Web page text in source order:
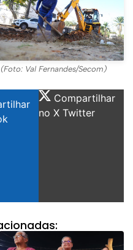
(Foto: Val Fernandes/Secom)
Compartilhar
no X Twitter